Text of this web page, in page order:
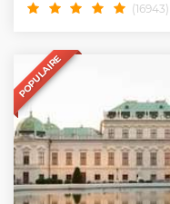
(16943)
POPULAIRE